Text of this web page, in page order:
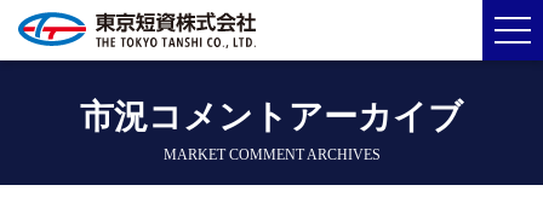
市況コメントアーカイブ
MARKET COMMENT ARCHIVES